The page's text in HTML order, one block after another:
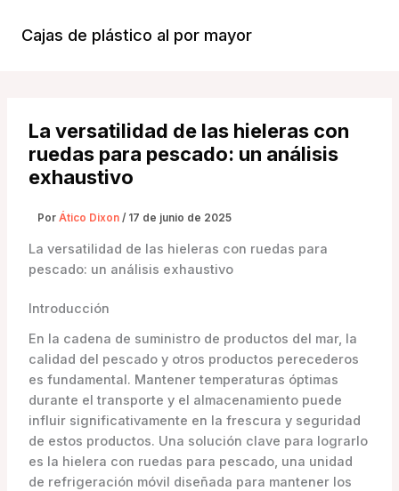
contenido
Cajas de plástico al por mayor
La versatilidad de las hieleras con
ruedas para pescado: un análisis
exhaustivo
Por Ático Dixon / 17 de junio de 2025
La versatilidad de las hieleras con ruedas para
pescado: un análisis exhaustivo
Introducción
En la cadena de suministro de productos del mar, la
calidad del pescado y otros productos perecederos
es fundamental. Mantener temperaturas óptimas
durante el transporte y el almacenamiento puede
influir significativamente en la frescura y seguridad
de estos productos. Una solución clave para lograrlo
es la hielera con ruedas para pescado, una unidad
de refrigeración móvil diseñada para mantener los